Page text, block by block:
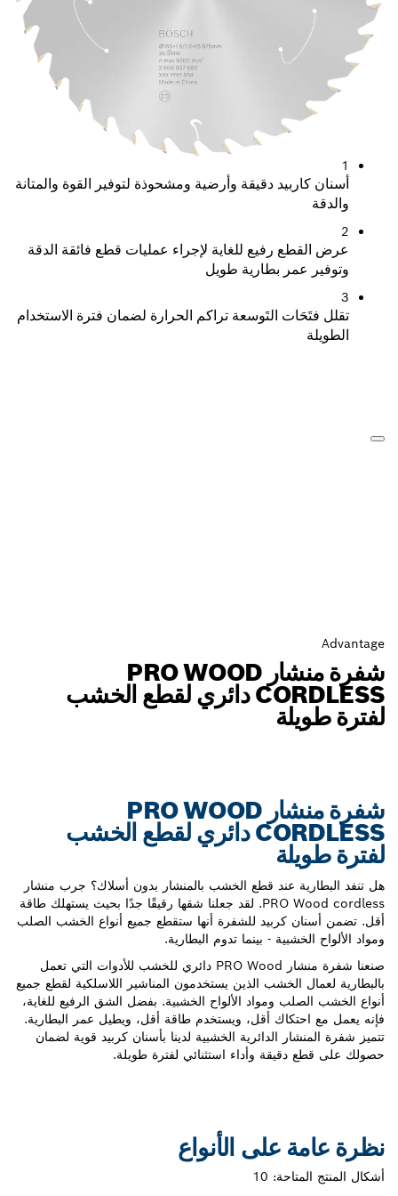
دقيقة وأرضية ومشحوذة لتوفير القوة والمتانة
رفيع للغاية لإجراء عمليات قطع فائقة الدقة
بطارية طويل
التَوسعة تراكم الحرارة لضمان فترة الاستخدام
شفرة منشار PRO WOOD
CORDLESS دائري لقطع الخشب
شفرة منشار PRO WOOD
CORDLESS دائري لقطع الخشب
عند قطع الخشب بالمنشار بدون أسلاك؟ جرب منشار
PRO Wood cordless. لقد جعلنا شقها رقيقًا جدًا بحيث يستهلك طاقة
للشفرة أنها ستقطع جميع أنواع الخشب الصلب
- بينما تدوم البطارية.
صنعنا شفرة منشار PRO Wood دائري للخشب للأدوات التي تعمل
الذين يستخدمون المناشير اللاسلكية لقطع جميع
ومواد الألواح الخشبية. بفضل الشق الرفيع للغاية،
أقل، ويستخدم طاقة أقل، ويطيل عمر البطارية.
الدائرية الخشبية لدينا بأسنان كربيد قوية لضمان
وأداء استثنائي لفترة طويلة.
الأنواع
10